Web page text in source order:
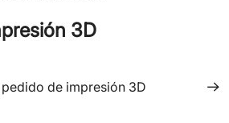
3D
de impresión 3D